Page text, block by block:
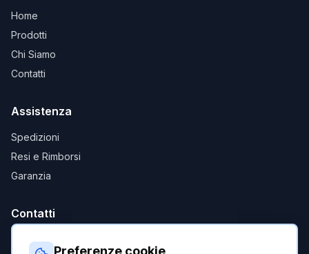
Home
Prodotti
Chi Siamo
Contatti
Assistenza
Spedizioni
Resi e Rimborsi
Garanzia
Contatti
ebikeitalia@c-commerce.it
Preferenze cookie